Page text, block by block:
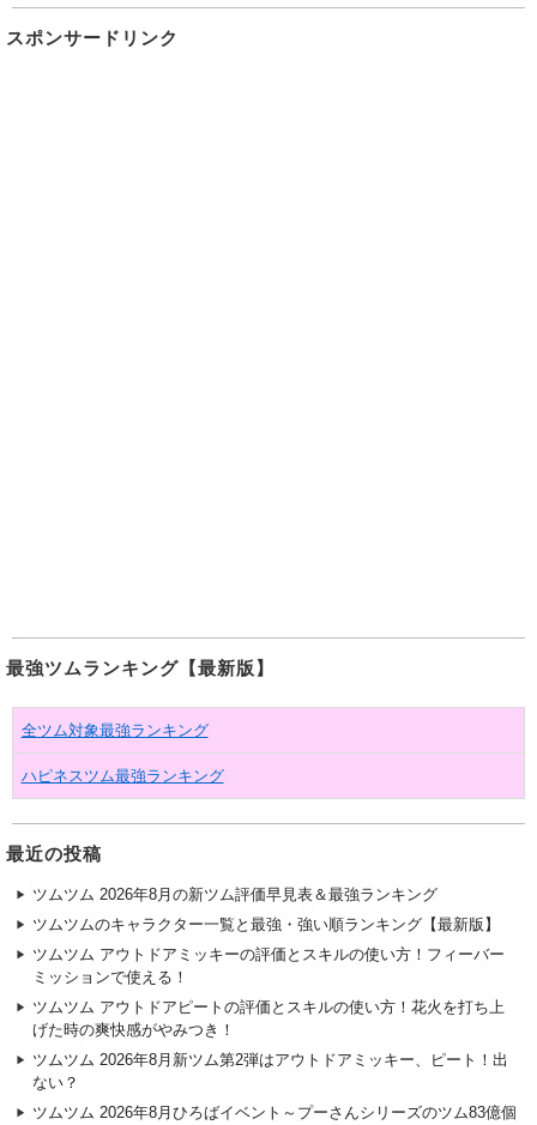
スポンサードリンク
最強ツムランキング【最新版】
全ツム対象最強ランキング
ハピネスツム最強ランキング
最近の投稿
ツムツム 2026年8月の新ツム評価早見表＆最強ランキング
ツムツムのキャラクター一覧と最強・強い順ランキング【最新版】
ツムツム アウトドアミッキーの評価とスキルの使い方！フィーバー
ミッションで使える！
ツムツム アウトドアピートの評価とスキルの使い方！花火を打ち上
げた時の爽快感がやみつき！
ツムツム 2026年8月新ツム第2弾はアウトドアミッキー、ピート！出
ない？
ツムツム 2026年8月ひろばイベント～プーさんシリーズのツム83億個